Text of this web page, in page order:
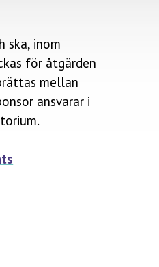
ska, inom
för åtgärden
mellan
ansvarar i